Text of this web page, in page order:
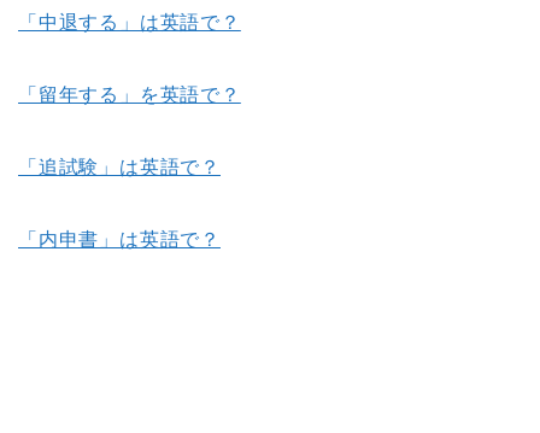
「中退する」は英語で？
「留年する」を英語で？
「追試験」は英語で？
「内申書」は英語で？